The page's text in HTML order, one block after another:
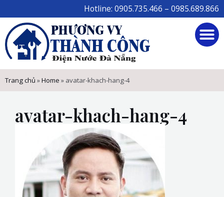
to
content
Hotline: 0905.735.466 – 0985.689.866
Trang chủ »Home » avatar-khach-hang-4
avatar-khach-hang-4